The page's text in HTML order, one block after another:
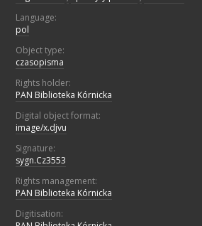
Language:
pol
Object type:
czasopisma
Rights holder:
PAN Biblioteka Kórnicka
Digital object format:
image/x.djvu
Signature:
sygn.Cz3553
Rights management:
PAN Biblioteka Kórnicka
Digitisation: